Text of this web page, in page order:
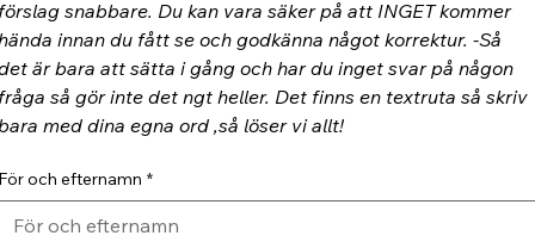
snabbare. Du kan vara säker på att INGET kommer
innan du fått se och godkänna något korrektur. -Så
är bara att sätta i gång och har du inget svar på någon
så gör inte det ngt heller. Det finns en textruta så skriv
med dina egna ord ,så löser vi allt!
och efternamn *